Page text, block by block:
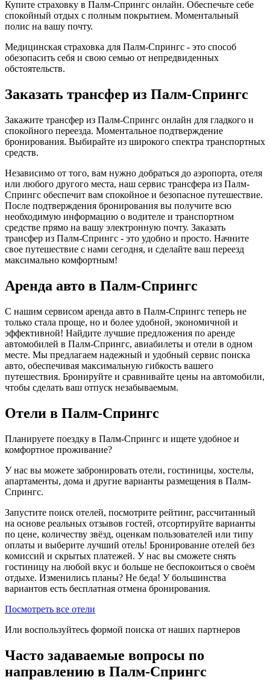
Купите страховку в Палм-Спрингс онлайн. Обеспечьте себе
спокойный отдых с полным покрытием. Моментальный
полис на вашу почту.
Медицинская страховка для Палм-Спрингс - это способ
обезопасить себя и свою семью от непредвиденных
обстоятельств.
Заказать трансфер из Палм-Спрингс
Закажите трансфер из Палм-Спрингс онлайн для гладкого и
спокойного переезда. Моментальное подтверждение
бронирования. Выбирайте из широкого спектра транспортных
средств.
Независимо от того, вам нужно добраться до аэропорта, отеля
или любого другого места, наш сервис трансфера из Палм-
Спрингс обеспечит вам спокойное и безопасное путешествие.
После подтверждения бронирования вы получите всю
необходимую информацию о водителе и транспортном
средстве прямо на вашу электронную почту. Заказать
трансфер из Палм-Спрингс - это удобно и просто. Начните
свое путешествие с нами сегодня, и сделайте ваш переезд
максимально комфортным!
Аренда авто в Палм-Спрингс
С нашим сервисом аренда авто в Палм-Спрингс теперь не
только стала проще, но и более удобной, экономичной и
эффективной! Найдите лучшие предложения по аренде
автомобилей в Палм-Спрингс, авиабилеты и отели в одном
месте. Мы предлагаем надежный и удобный сервис поиска
авто, обеспечивая максимальную гибкость вашего
путешествия. Бронируйте и сравнивайте цены на автомобили,
чтобы сделать ваш отпуск незабываемым.
Отели в Палм-Спрингс
Планируете поездку в Палм-Спрингс и ищете удобное и
комфортное проживание?
У нас вы можете забронировать отели, гостиницы, хостелы,
апартаменты, дома и другие варианты размещения в Палм-
Спрингс.
Запустите поиск отелей, посмотрите рейтинг, рассчитанный
на основе реальных отзывов гостей, отсортируйте варианты
по цене, количеству звёзд, оценкам пользователей или типу
оплаты и выберите лучший отель! Бронирование отелей без
комиссий и скрытых платежей. У нас вы сможете снять
гостиницу на любой вкус и больше не беспокоиться о своём
отдыхе. Изменились планы? Не беда! У большинства
вариантов есть бесплатная отмена бронирования.
Посмотреть все отели
Или воспользуйтесь формой поиска от наших партнеров
Часто задаваемые вопросы по
направлению в Палм-Спрингс